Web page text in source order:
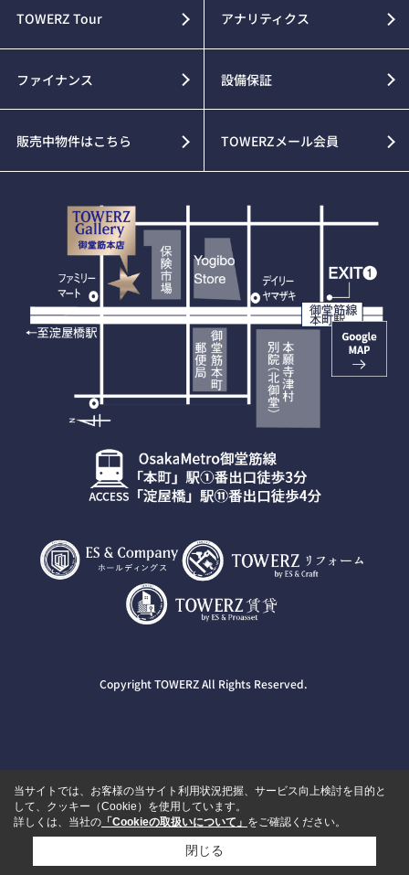
TOWERZ Tour アナリティクス
ファイナンス 設備保証
販売中物件はこちら TOWERZメール会員
Copyright TOWERZ All Rights Reserved.
当サイトでは、お客様の当サイト利用状況把握、サービス向上検討を目的と
して、クッキー（Cookie）を使用しています。
詳しくは、当社の 「Cookieの取扱いについて」 をご確認ください。
閉じる